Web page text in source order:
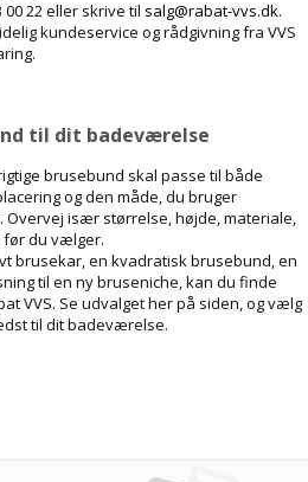
00 22 eller skrive til salg@rabat-vvs.dk.
kundeservice og rådgivning fra VVS
til dit badeværelse
brusebund skal passe til både
og den måde, du bruger
især størrelse, højde, materiale,
før du vælger.
brusekar, en kvadratisk brusebund, en
til en ny bruseniche, kan du finde
VVS. Se udvalget her på siden, og vælg
til dit badeværelse.